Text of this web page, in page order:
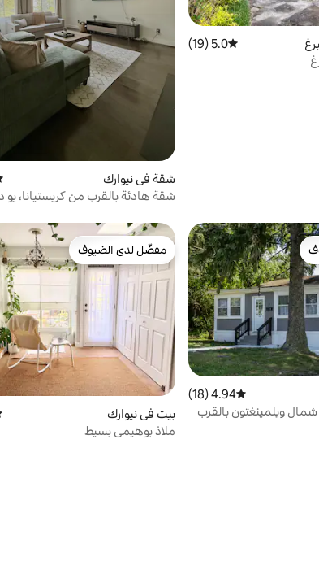
متوسط التقييم 5.0 من 5، 19 مراجعات
5.0 (19)
شقة في نيوارك
شقة هادئة بالقرب من كريستيانا، يو
لدى الضيوف
متوسط التقييم 4.94 من 5، 18 مراجعات
4.94 (18)
ويلمينغتون بالقرب
مفضّل لدى الضيوف
مفضّل لدى الضيوف
بيت في نيوارك
ملاذ بوهيمي بسيط